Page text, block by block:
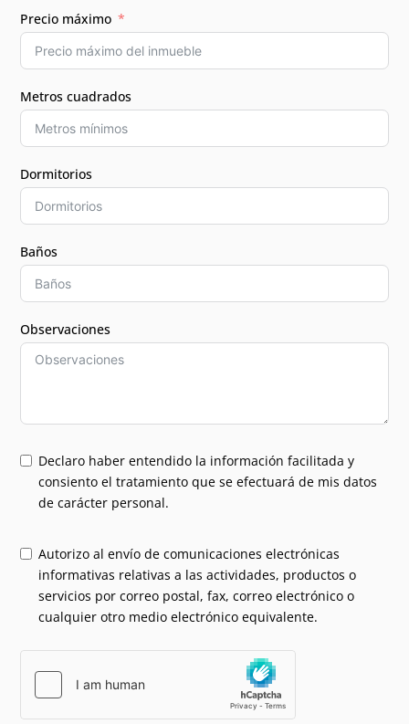
Precio máximo
Metros cuadrados
Dormitorios
Baños
Observaciones
Declaro haber entendido la información facilitada y
consiento el tratamiento que se efectuará de mis datos
de carácter personal.
Autorizo al envío de comunicaciones electrónicas
informativas relativas a las actividades, productos o
servicios por correo postal, fax, correo electrónico o
cualquier otro medio electrónico equivalente.